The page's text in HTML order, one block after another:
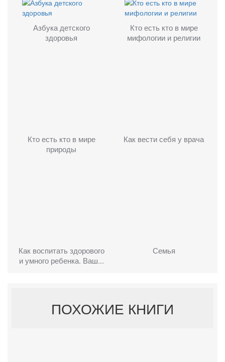
Азбука детского
здоровья
Кто есть кто в мире
мифологии и религии
Кто есть кто в мире
природы
Как вести себя у врача
Как воспитать здорового
и умного ребенка. Ваш...
Семья
ПОХОЖИЕ КНИГИ